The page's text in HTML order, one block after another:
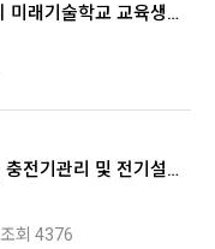
[ 교육비 무료 + 훈련수당 ] 2026 시흥시 미래기술학교 교육생 모집(AI·모빌리티·드론·바이오)
무료교육생 모집_ 자동차진단평가과정, 충전기관리 및 전기설비실무과정
조회 4376